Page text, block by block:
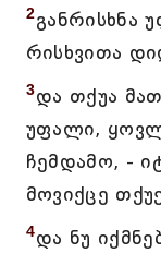
2განრისხნა
რისხვითა
3და თქუა
უფალი,
ჩემდამო, -
მოვიქცე
4და ნუ